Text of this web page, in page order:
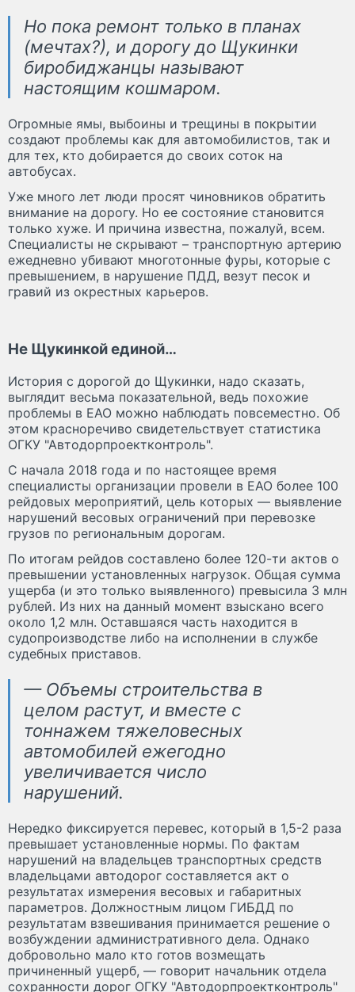
Но пока ремонт только в планах
(мечтах?), и дорогу до Щукинки
биробиджанцы называют
настоящим кошмаром.
Огромные ямы, выбоины и трещины в покрытии
создают проблемы как для автомобилистов, так и
для тех, кто добирается до своих соток на
автобусах.
Уже много лет люди просят чиновников обратить
внимание на дорогу. Но ее состояние становится
только хуже. И причина известна, пожалуй, всем.
Специалисты не скрывают – транспортную артерию
ежедневно убивают многотонные фуры, которые с
превышением, в нарушение ПДД, везут песок и
гравий из окрестных карьеров.
Не Щукинкой единой…
История с дорогой до Щукинки, надо сказать,
выглядит весьма показательной, ведь похожие
проблемы в ЕАО можно наблюдать повсеместно. Об
этом красноречиво свидетельствует статистика
ОГКУ "Автодорпроектконтроль".
С начала 2018 года и по настоящее время
специалисты организации провели в ЕАО более 100
рейдовых мероприятий, цель которых — выявление
нарушений весовых ограничений при перевозке
грузов по региональным дорогам.
По итогам рейдов составлено более 120-ти актов о
превышении установленных нагрузок. Общая сумма
ущерба (и это только выявленного) превысила 3 млн
рублей. Из них на данный момент взыскано всего
около 1,2 млн. Оставшаяся часть находится в
судопроизводстве либо на исполнении в службе
судебных приставов.
— Объемы строительства в
целом растут, и вместе с
тоннажем тяжеловесных
автомобилей ежегодно
увеличивается число
нарушений.
Нередко фиксируется перевес, который в 1,5-2 раза
превышает установленные нормы. По фактам
нарушений на владельцев транспортных средств
владельцами автодорог составляется акт о
результатах измерения весовых и габаритных
параметров. Должностным лицом ГИБДД по
результатам взвешивания принимается решение о
возбуждении административного дела. Однако
добровольно мало кто готов возмещать
причиненный ущерб, — говорит начальник отдела
сохранности дорог ОГКУ "Автодорпроектконтроль"